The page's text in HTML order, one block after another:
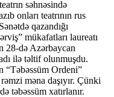
səhnəsində
onları teatrının rus
qazandığı
mükafatları laureatı
28-də Azərbaycan
ilə təltif olunmuşdu.
“Təbəssüm Ordeni”
məna daşıyır. Çünki
təbəssüm xatırlanır.